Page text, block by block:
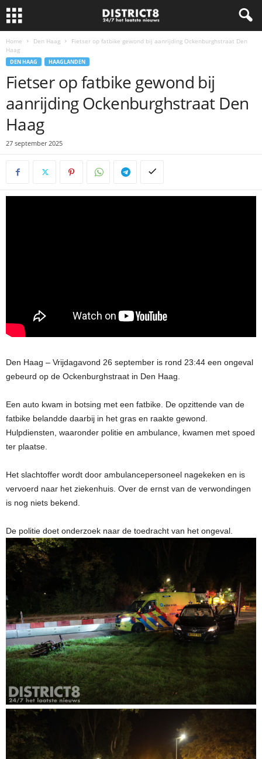
Home Den Haag
Fietser op fatbike gewond bij aanrijding Ockenburghstraat Den
Haag
DEN HAAG HAAGLANDEN
Fietser op fatbike gewond bij
aanrijding Ockenburghstraat Den
Haag
27 september 2025
Den Haag – Vrijdagavond 26 september is rond 23:44 een ongeval
gebeurd op de Ockenburghstraat in Den Haag.
Een auto kwam in botsing met een fatbike. De opzittende van de
fatbike belandde daarbij in het gras en raakte gewond.
Hulpdiensten, waaronder politie en ambulance, kwamen met spoed
ter plaatse.
Het slachtoffer wordt door ambulancepersoneel nagekeken en is
vervoerd naar het ziekenhuis. Over de ernst van de verwondingen
is nog niets bekend.
De politie doet onderzoek naar de toedracht van het ongeval.